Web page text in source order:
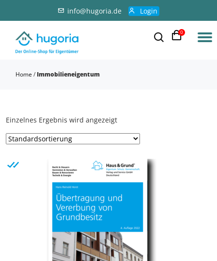
info@hugoria.de Login
0
Home / Immobilieneigentum
Einzelnes Ergebnis wird angezeigt